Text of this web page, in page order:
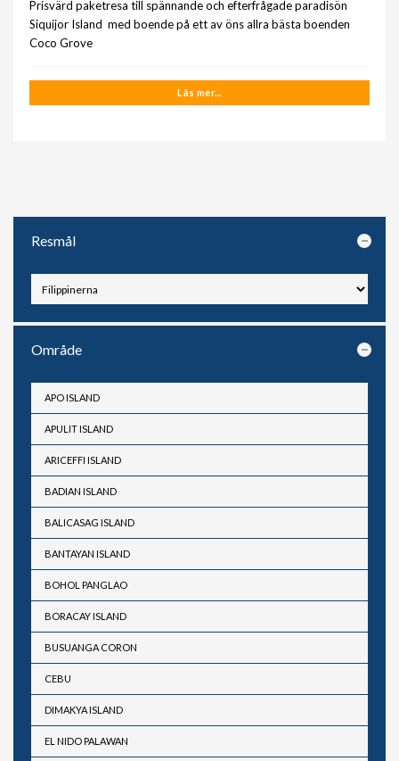
Prisvärd paketresa till spännande och efterfrågade paradisön
Siquijor Island med boende på ett av öns allra bästa boenden
Coco Grove
Läs mer...
Resmål
Område
APO ISLAND
APULIT ISLAND
ARICEFFI ISLAND
BADIAN ISLAND
BALICASAG ISLAND
BANTAYAN ISLAND
BOHOL PANGLAO
BORACAY ISLAND
BUSUANGA CORON
CEBU
DIMAKYA ISLAND
EL NIDO PALAWAN